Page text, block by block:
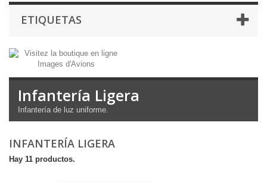
ETIQUETAS
Infantería Ligera
Infantería de luz uniforme.
INFANTERÍA LIGERA
Hay 11 productos.